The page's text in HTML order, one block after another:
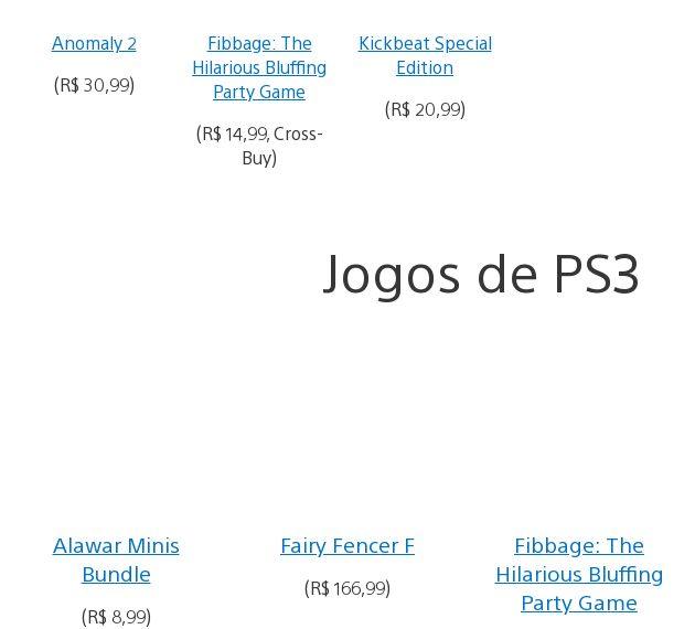
Anomaly 2
(R$ 30,99)
Fibbage: The
Hilarious Bluffing
Party Game
(R$ 14,99, Cross-
Buy)
Kickbeat Special
Edition
(R$ 20,99)
Jogos de PS3
Alawar Minis
Bundle
(R$ 8,99)
Fairy Fencer F
(R$ 166,99)
Fibbage: The
Hilarious Bluffing
Party Game